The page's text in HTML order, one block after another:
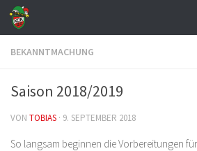
Zum Inhalt springen
BEKANNTMACHUNG
Saison 2018/2019
VON TOBIAS · 9. SEPTEMBER 2018
So langsam beginnen die Vorbereitungen